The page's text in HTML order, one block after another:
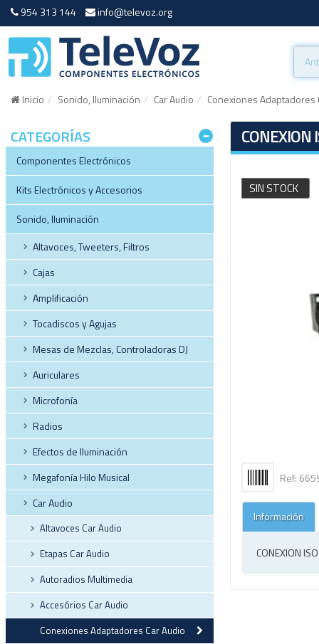
954 313 144 info@televoz.org
Inicio Sonido, Iluminación Car Audio Conexiones Adaptadores
CATEGORÍAS
Componentes Electrónicos
Kits Electrónicos y Accesorios
Sonido, Iluminación
Altavoces, Tweeters, Filtros
Cajas
Amplificación
Tocadiscos y Agujas
Mesas de Mezclas, Controladoras DJ
Auriculares
Microfonía
Radios
Efectos de Iluminación
Megafonía Hilo Musical
Car Audio
Altavoces Car Audio
Etapas Car Audio
Autoradios Multimedia
Accesórios Car Audio
Conexiones Adaptadores Car Audio
SIN STOCK
Ref:
Información
CONEXION